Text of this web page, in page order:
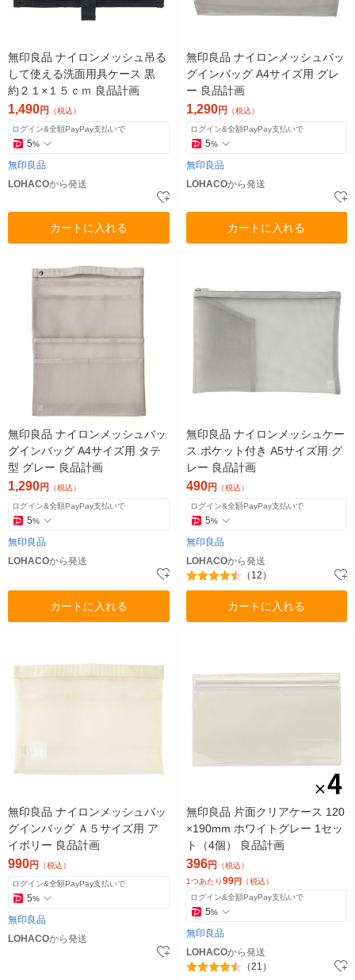
無印良品 ナイロンメッシュ吊る
して使える洗面用具ケース 黒
約２１×１５ｃｍ 良品計画
1,490円 （税込）
ログイン&全額PayPay支払いで
5%
無印良品
LOHACOから発送
カートに入れる
無印良品 ナイロンメッシュバッ
グインバッグ A4サイズ用 グレ
ー 良品計画
1,290円 （税込）
ログイン&全額PayPay支払いで
5%
無印良品
LOHACOから発送
カートに入れる
無印良品 ナイロンメッシュバッ
グインバッグ A4サイズ用 タテ
型 グレー 良品計画
1,290円 （税込）
ログイン&全額PayPay支払いで
5%
無印良品
LOHACOから発送
カートに入れる
無印良品 ナイロンメッシュケー
ス ポケット付き A5サイズ用 グ
レー 良品計画
490円 （税込）
ログイン&全額PayPay支払いで
5%
無印良品
LOHACOから発送
（12）
カートに入れる
無印良品 ナイロンメッシュバッ
グインバッグ Ａ５サイズ用 ア
イボリー 良品計画
990円 （税込）
ログイン&全額PayPay支払いで
5%
無印良品
LOHACOから発送
無印良品 片面クリアケース 120
×190mm ホワイトグレー 1セッ
ト（4個） 良品計画
396円
（税込）
1つあたり99円 （税込）
ログイン&全額PayPay支払いで
5%
無印良品
LOHACOから発送
（21）